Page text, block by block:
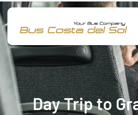
Day Trip to